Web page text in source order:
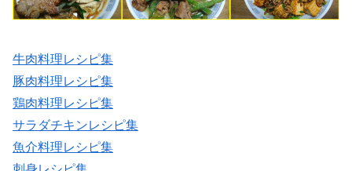
牛肉料理レシピ集
豚肉料理レシピ集
鶏肉料理レシピ集
サラダチキンレシピ集
魚介料理レシピ集